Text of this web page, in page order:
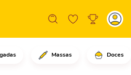
Massas Doces